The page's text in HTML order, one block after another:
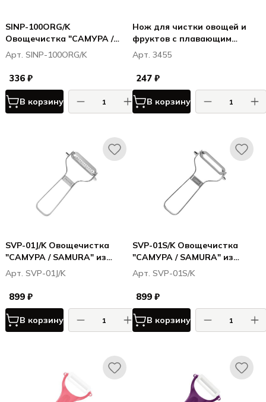
SINP-100ORG/K
Овощечистка "САМУРА /
SAMURA Inca" (оранжевая),
циркониевая керамика
Арт. SINP-100ORG/K
336 ₽
В корзину
Нож для чистки овощей и
фруктов с плавающим
лезвием L 21 см, нерж. сталь
Арт. 3455
247 ₽
В корзину
SVP-01J/K Овощечистка
"САМУРА / SAMURA" из
нерж. стали, лезвие
зубчатое "julienne" д/
нарезки соломкой
Арт. SVP-01J/K
899 ₽
В корзину
SVP-01S/K Овощечистка
"САМУРА / SAMURA" из
нерж. стали, лезвие с
серрейтором
Арт. SVP-01S/K
899 ₽
В корзину